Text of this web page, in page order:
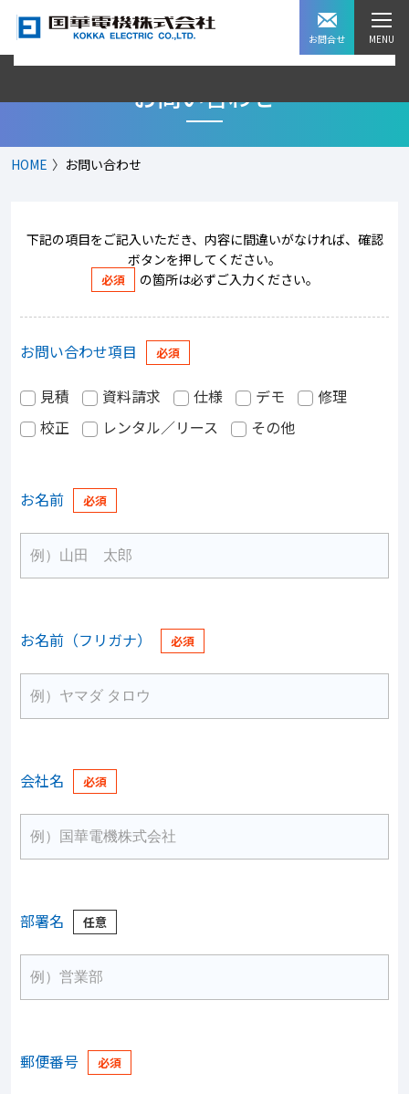
お問合せ
お問い合わせ
HOME お問い合わせ
下記の項目をご記入いただき、内容に間違いがなければ、確認
ボタンを押してください。
の箇所は必ずご入力ください。
お問い合わせ項目
見積 資料請求 仕様 デモ
修理
校正
レンタル／リース その他
お名前
お名前（フリガナ）
会社名
部署名
郵便番号